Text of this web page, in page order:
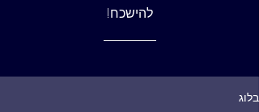
להישכח!
בלוג